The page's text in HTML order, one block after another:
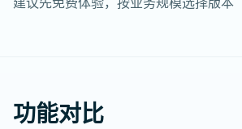
功能对比